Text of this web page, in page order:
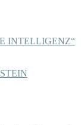
INTELLIGENZ“